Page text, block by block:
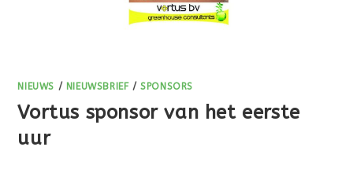
NIEUWS / NIEUWSBRIEF/SPONSORS
Vortus sponsor van het eerste
uur